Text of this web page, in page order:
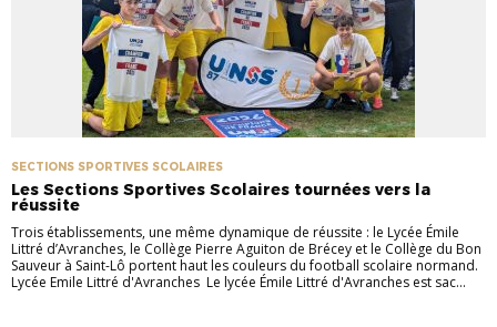
SECTIONS SPORTIVES SCOLAIRES
Les Sections Sportives Scolaires tournées vers la
réussite
Trois établissements, une même dynamique de réussite : le Lycée Émile
Littré d’Avranches, le Collège Pierre Aguiton de Brécey et le Collège du Bon
Sauveur à Saint-Lô portent haut les couleurs du football scolaire normand.
Lycée Emile Littré d'Avranches Le lycée Émile Littré d'Avranches est sac...